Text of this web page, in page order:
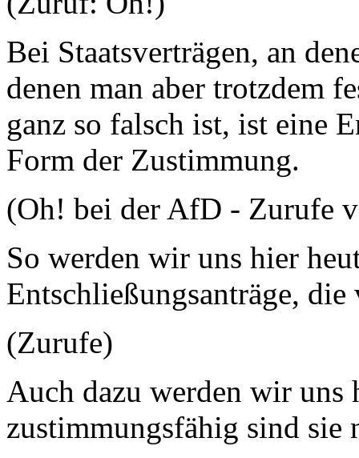
Bei Staatsverträgen, an
denen man aber trotzdem
ganz so falsch ist, ist eine
Form der Zustimmung.
(Oh! bei der AfD - Zurufe
So werden wir uns hier
Entschließungsanträge,
(Zurufe)
Auch dazu werden wir uns
zustimmungsfähig sind sie